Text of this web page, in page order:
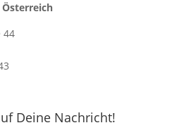
Österreich
44
Deine Nachricht!